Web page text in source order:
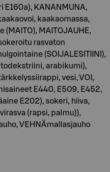
E160a), KANANMUNA,
kaakaomassa,
(MAITO), MAITOJAUHE,
rasvaton
(SOIJALESITIINI),
arabikumi),
vesi, VOI,
E440, E509, E452,
E202), sokeri, hiiva,
(rapsi, palmu)),
VEHNÄmallasjauho